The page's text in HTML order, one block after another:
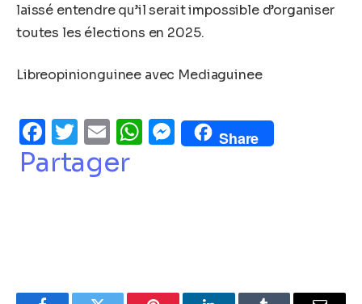
laissé entendre qu’il serait impossible d’organiser
toutes les élections en 2025.
Libreopinionguinee avec Mediaguinee
Facebook
Twitter
EmailWhatsApp
Messenger
Share
Partager